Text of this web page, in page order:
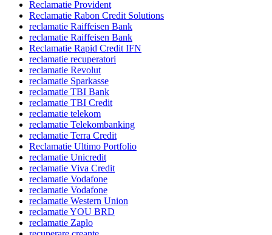
Reclamatie Provident
Reclamatie Rabon Credit Solutions
reclamatie Raiffeisen Bank
reclamatie Raiffeisen Bank
Reclamatie Rapid Credit IFN
reclamatie recuperatori
reclamatie Revolut
reclamatie Sparkasse
reclamatie TBI Bank
reclamatie TBI Credit
reclamatie telekom
reclamatie Telekombanking
reclamatie Terra Credit
Reclamatie Ultimo Portfolio
reclamatie Unicredit
reclamatie Viva Credit
reclamatie Vodafone
reclamatie Vodafone
reclamatie Western Union
reclamatie YOU BRD
reclamatie Zaplo